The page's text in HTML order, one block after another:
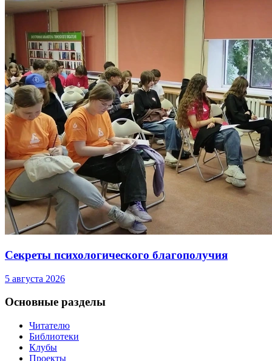
Секреты психологического благополучия
5 августа 2026
Основные разделы
Читателю
Библиотеки
Клубы
Проекты